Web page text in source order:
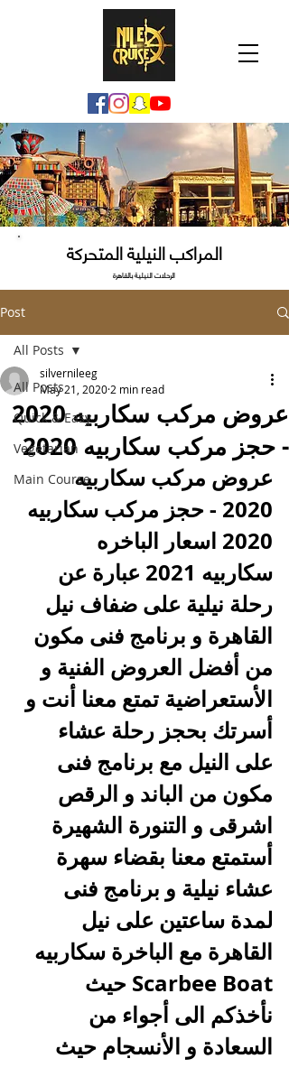
المراكب النيلية المتحركة
الرحلات النيلية بالقاهرة
Post
All Posts
Quick & Easy
Vegetarian
Main Course
All Posts
عروض مركب سكاربيه 2020
- حجز مركب سكاربيه 2020
silvernileeg
May 21, 2020 2 min read
عروض مركب سكاربيه
2020 - حجز مركب سكاربيه
2020 اسعار الباخره
سكاربيه 2021 عبارة عن
رحلة نيلية على ضفاف نيل
القاهرة و برنامج فنى مكون
من أفضل العروض الفنية و
الأستعراضية تمتع معنا أنت و
أسرتك بحجز رحلة عشاء
على النيل مع برنامج فنى
مكون من الباند و الرقص
اشرقى و التنورة الشهيرة
أستمتع معنا بقضاء سهرة
عشاء نيلية و برنامج فنى
لمدة ساعتين على نيل
القاهرة مع الباخرة سكاربيه
Scarbee Boat حيث
نأخذكم الى أجواء من
السعادة و الأنسجام حيث